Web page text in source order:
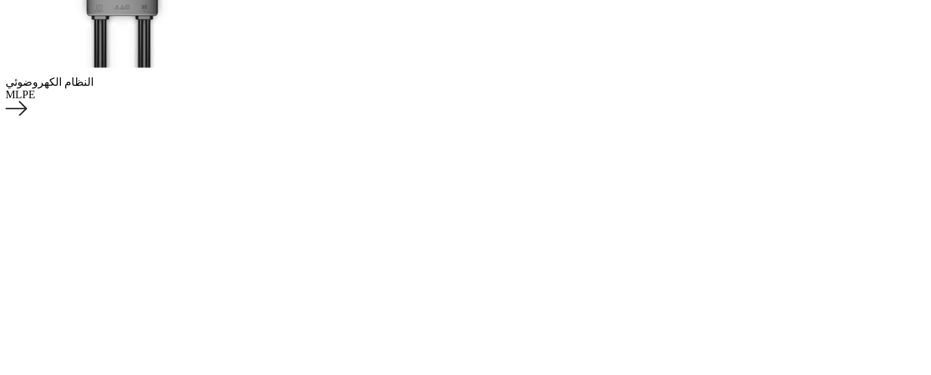
النظام الكهروضوئي
MLPE